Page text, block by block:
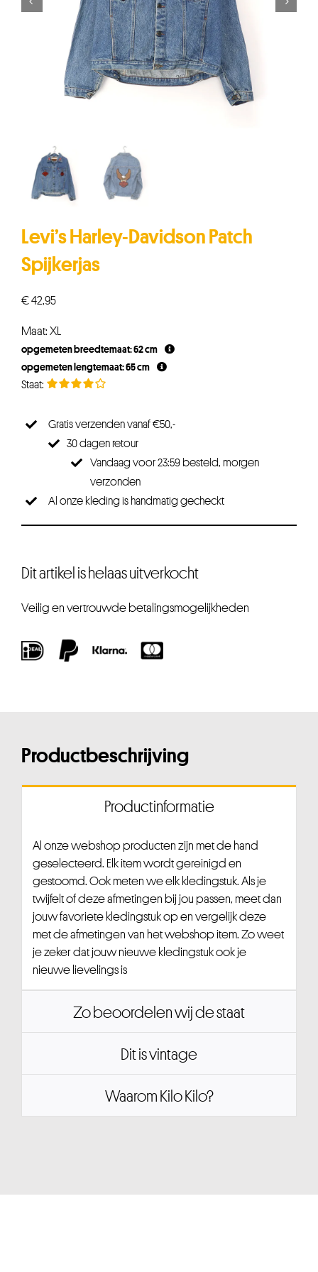
Levi’s Harley-Davidson Patch
Spijkerjas
€42,95
Maat: XL
opgemeten breedtemaat: 62 cm
opgemeten lengtemaat: 65 cm
Gratis verzenden vanaf €50,-
30 dagen retour
Vandaag voor 23:59 besteld, morgen
verzonden
Al onze kleding is handmatig gecheckt
Dit artikel is helaas uitverkocht
Veilig en vertrouwde betalingsmogelijkheden
Productbeschrijving
Productinformatie
Al onze webshop producten zijn met de hand
geselecteerd. Elk item wordt gereinigd en
gestoomd. Ook meten we elk kledingstuk. Als je
twijfelt of deze afmetingen bij jou passen, meet dan
jouw favoriete kledingstuk op en vergelijk deze
met de afmetingen van het webshop item. Zo weet
je zeker dat jouw nieuwe kledingstuk ook je
nieuwe lievelings is
Zo beoordelen wij de staat
Dit is vintage
Waarom Kilo Kilo?